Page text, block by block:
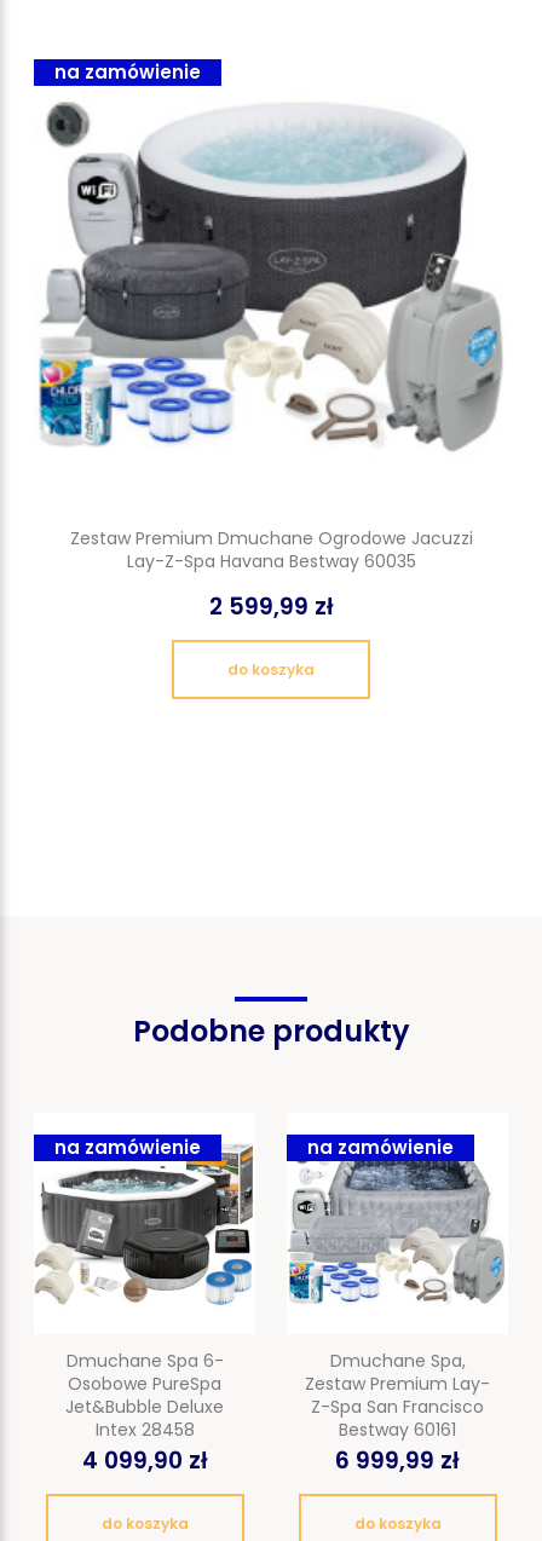
Zestaw Premium Dmuchane Ogrodowe Jacuzzi
Lay-Z-Spa Havana Bestway 60035
2 599,99 zł
do koszyka
na zamówienie
Podobne produkty
Dmuchane Spa 6-
Osobowe PureSpa
Jet&Bubble Deluxe
Intex 28458
4 099,90 zł
do koszyka
na zamówienie
Dmuchane Spa,
Zestaw Premium Lay-
Z-Spa San Francisco
Bestway 60161
6 999,99 zł
do koszyka
na zamówienie